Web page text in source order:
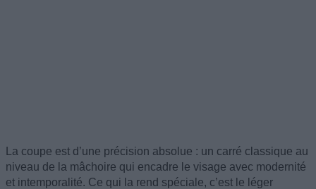
La coupe est d’une précision absolue : un carré classique au
niveau de la mâchoire qui encadre le visage avec modernité
et intemporalité. Ce qui la rend spéciale, c’est le léger